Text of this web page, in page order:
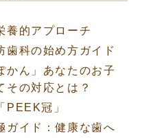
養的アプローチ
歯科の始め方ガイド
かん」あなたのお子
その対応とは？
PEEK冠」
ガイド：健康な歯へ